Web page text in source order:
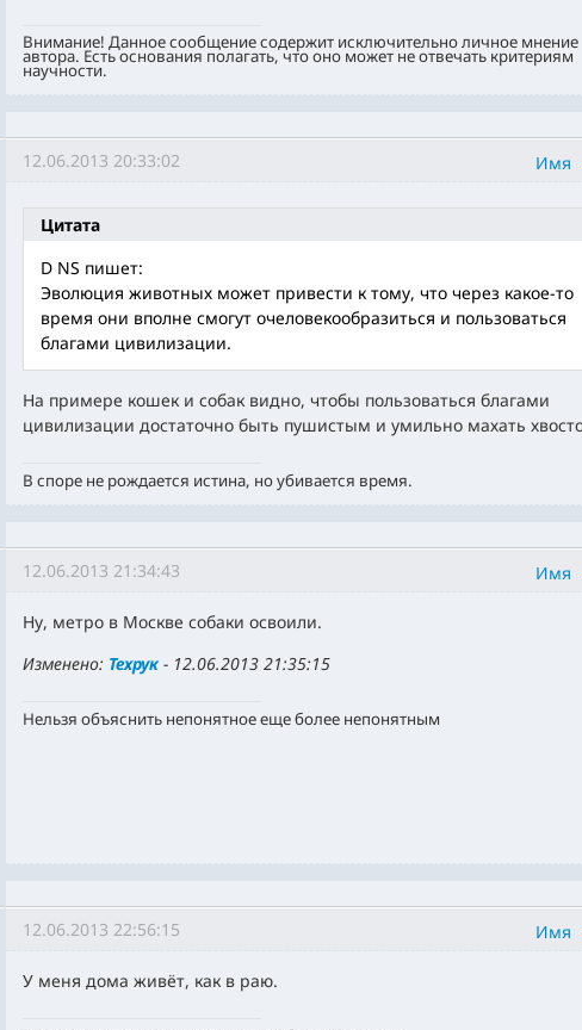
Внимание! Данное сообщение содержит исключительно личное мнение
автора. Есть основания полагать, что оно может не отвечать критериям
научности.
Имя
12.06.2013 20:33:02
Цитата
D NS пишет:
Эволюция животных может привести к тому, что через какое-то
время они вполне смогут очеловекообразиться и пользоваться
благами цивилизации.
На примере кошек и собак видно, чтобы пользоваться благами
цивилизации достаточно быть пушистым и умильно махать
В споре не рождается истина, но убивается время.
Имя
12.06.2013 21:34:43
Ну, метро в Москве собаки освоили.
Изменено: Техрук- 12.06.2013 21:35:15
Нельзя объяснить непонятное еще более непонятным
Имя
12.06.2013 22:56:15
У меня дома живёт, как в раю.